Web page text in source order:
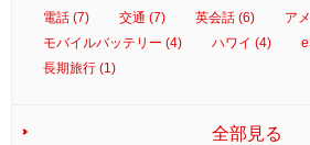
電話 (7)
交通 (7) 英会話 (6)
ア
モバイルバッテリー (4)
ハワイ (4)
長期旅行 (1)
全部見る